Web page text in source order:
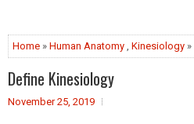
Home » Human Anatomy , Kinesiology
Define Kinesiology
November 25, 2019